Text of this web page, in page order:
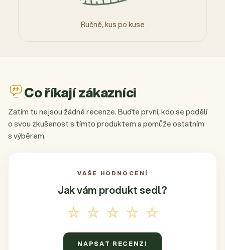
Ručně, kus po kuse
Co říkají zákazníci
Zatím tu nejsou žádné recenze. Buďte první, kdo se podělí
o svou zkušenost s tímto produktem a pomůže ostatním
s výběrem.
VAŠE HODNOCENÍ
Jak vám produkt sedl?
☆☆☆☆☆
NAPSAT RECENZI